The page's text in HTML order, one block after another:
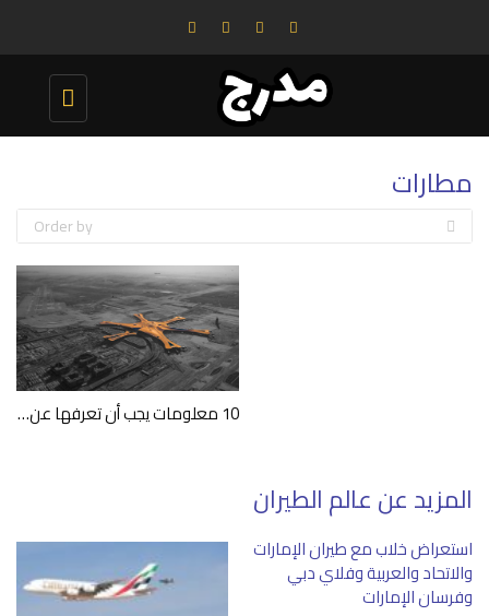
Toggle
navigation
مطارات
Order by
10 معلومات يجب أن تعرفها عن مطار بكين داشينغ الدولي
المزيد عن عالم الطيران
استعراض خلاب مع طيران الإمارات
والاتحاد والعربية وفلاي دبي
وفرسان الإمارات